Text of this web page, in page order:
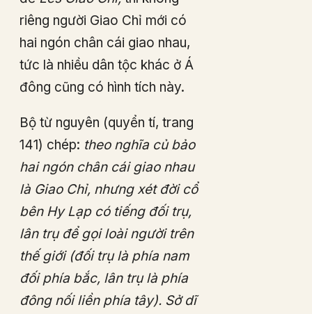
riêng người Giao Chỉ mới có
hai ngón chân cái giao nhau,
tức là nhiều dân tộc khác ở Á
đông cũng có hình tích này.
Bộ từ nguyên (quyển tí, trang
141) chép: theo nghĩa củ bảo
hai ngón chân cái giao nhau
là Giao Chỉ, nhưng xét đời cổ
bên Hy Lạp có tiếng đối trụ,
lân trụ để gọi loài người trên
thế giới (đối trụ là phía nam
đối phía bắc, lân trụ là phía
đông nối liền phía tây). Sở dĩ